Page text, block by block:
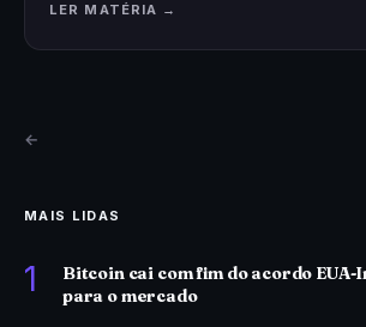
LER MATÉRIA →
←
MAIS LIDAS
1
Bitcoin cai com fim do acordo EUA-
para o mercado